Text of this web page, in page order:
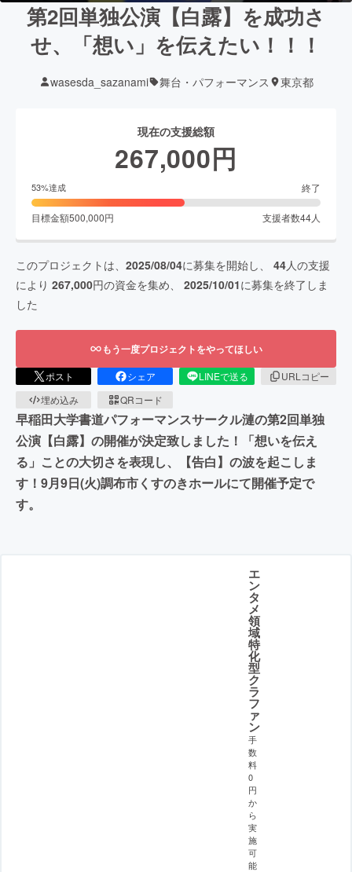
第2回単独公演【白露】を成功さ
せ、「想い」を伝えたい！！！
wasesda_sazanami 舞台・パフォーマンス 東京都
現在の支援総額
267,000円
53%達成 終了
目標金額500,000円 支援者数44人
このプロジェクトは、 2025/08/04に募集を開始し、 44人の支援
により 267,000円の資金を集め、 2025/10/01に募集を終了しま
した
もう一度プロジェクトをやってほしい
ポスト シェア LINEで送る
URLコピー
埋め込み
QRコード
早稲田大学書道パフォーマンスサークル漣の第2回単独
公演【白露】の開催が決定致しました！「想いを伝え
る」ことの大切さを表現し、【告白】の波を起こしま
す！9月9日(火)調布市くすのきホールにて開催予定で
す。
エ
ン
タ
メ
領
域
特
化
型
ク
ラ
フ
ァ
ン
手
数
料
0
円
か
ら
実
施
可
能